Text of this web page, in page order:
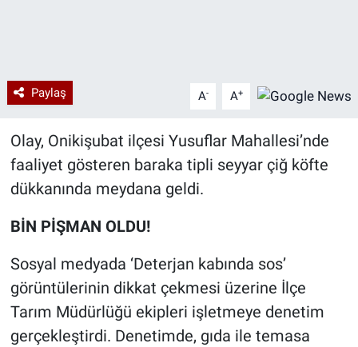
Paylaş A- A+
Olay, Onikişubat ilçesi Yusuflar Mahallesi’nde
faaliyet gösteren baraka tipli seyyar çiğ köfte
dükkanında meydana geldi.
BİN PİŞMAN OLDU!
Sosyal medyada ‘Deterjan kabında sos’
görüntülerinin dikkat çekmesi üzerine İlçe
Tarım Müdürlüğü ekipleri işletmeye denetim
gerçekleştirdi. Denetimde, gıda ile temasa